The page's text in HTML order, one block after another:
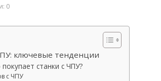
0
ключевые тенденции
станки с ЧПУ?
с ЧПУ